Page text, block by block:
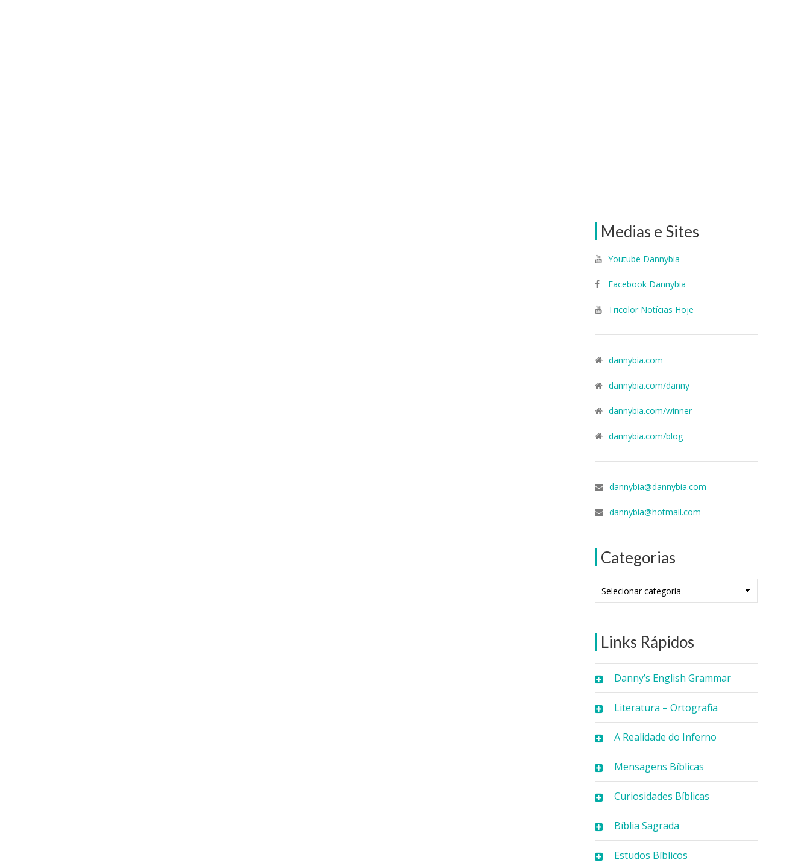
Medias e Sites
Youtube Dannybia
Facebook Dannybia
Tricolor Notícias Hoje
dannybia.com
dannybia.com/danny
dannybia.com/winner
dannybia.com/blog
dannybia@dannybia.com
dannybia@hotmail.com
Categorias
Links Rápidos
Danny’s English Grammar
Literatura – Ortografia
A Realidade do Inferno
Mensagens Bíblicas
Curiosidades Bíblicas
Bíblia Sagrada
Estudos Bíblicos